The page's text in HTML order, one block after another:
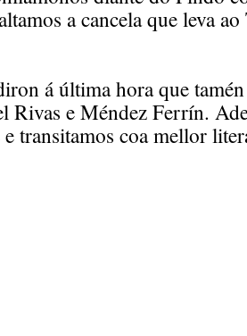
a cancela que leva
á última hora que
Rivas e Méndez Ferrín.
transitamos coa mellor